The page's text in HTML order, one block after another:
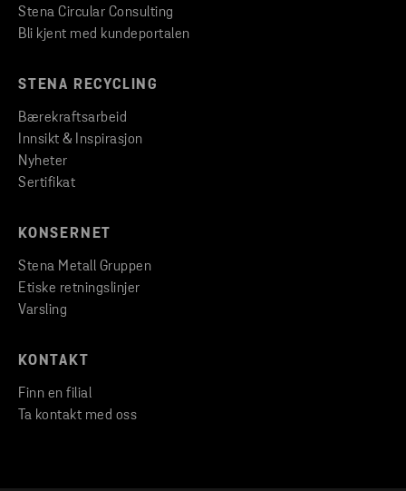
Stena Circular Consulting
Bli kjent med kundeportalen
STENA RECYCLING
Bærekraftsarbeid
Innsikt & Inspirasjon
Nyheter
Sertifikat
KONSERNET
Stena Metall Gruppen
Etiske retningslinjer
Varsling
KONTAKT
Finn en filial
Ta kontakt med oss